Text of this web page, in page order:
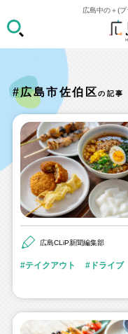
広島中の＋(
#広島市佐伯区の記事
広島CLiP新聞編集部
テイクアウト ドライブ